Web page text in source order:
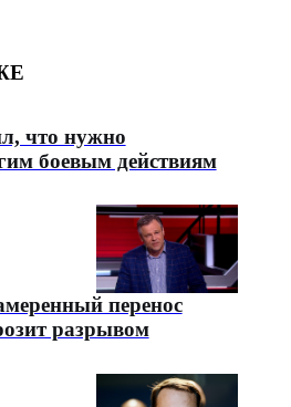
что нужно
боевым действиям
перенос
разрывом